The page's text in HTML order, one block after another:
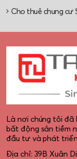
Cho thuê chung cư
Là nơi chúng tôi
bất động sản tiềm
đầu tư và phát
Địa chỉ: 39B Xuân